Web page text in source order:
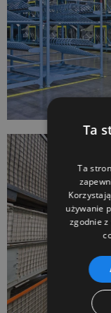
Ta
Ta
używanie
zgodnie